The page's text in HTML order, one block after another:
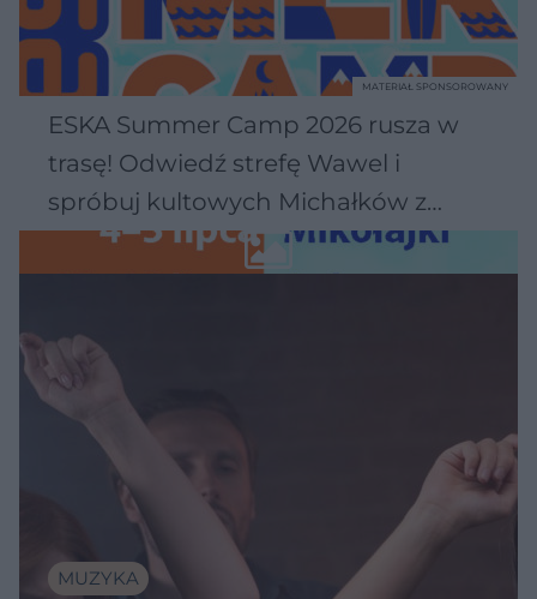
ESKA Summer Camp 2026 rusza w
trasę! Odwiedź strefę Wawel i
spróbuj kultowych Michałków z
Wawelu
MATERIAŁ SPONSOROWANY
MUZYKA